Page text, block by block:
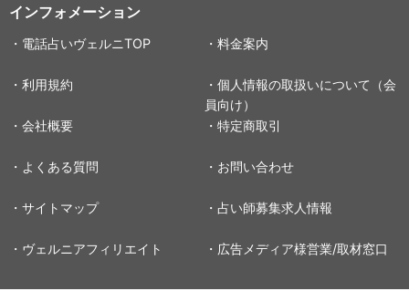
インフォメーション
・電話占いヴェルニTOP ・料金案内
・利用規約
・個人情報の取扱いについて（会
員向け）
・会社概要
・特定商取引
・よくある質問 ・お問い合わせ
・サイトマップ ・占い師募集求人情報
・ヴェルニアフィリエイト ・広告メディア様営業/取材窓口